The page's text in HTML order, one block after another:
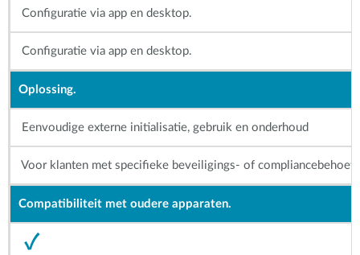
Configuratie via app en desktop.
Configuratie via app en desktop.
Oplossing.
Eenvoudige externe initialisatie, gebruik en onderhoud
Voor klanten met specifieke beveiligings- of
Compatibiliteit met oudere apparaten.
✓